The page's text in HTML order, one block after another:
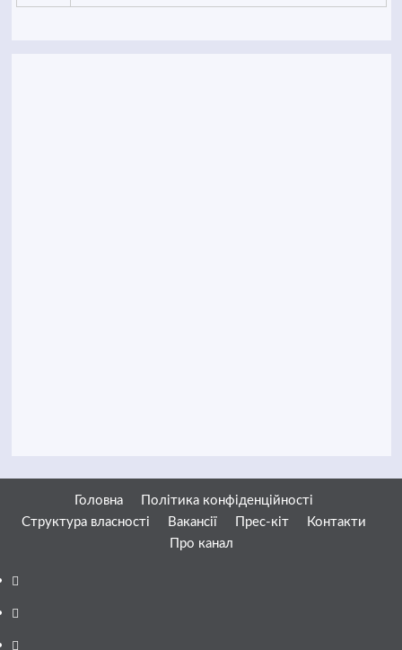
Головна
Політика конфіденційності
Структура власності
Вакансії Прес-кіт
Контакти
Про канал
Facebook
YouTube
Telegram